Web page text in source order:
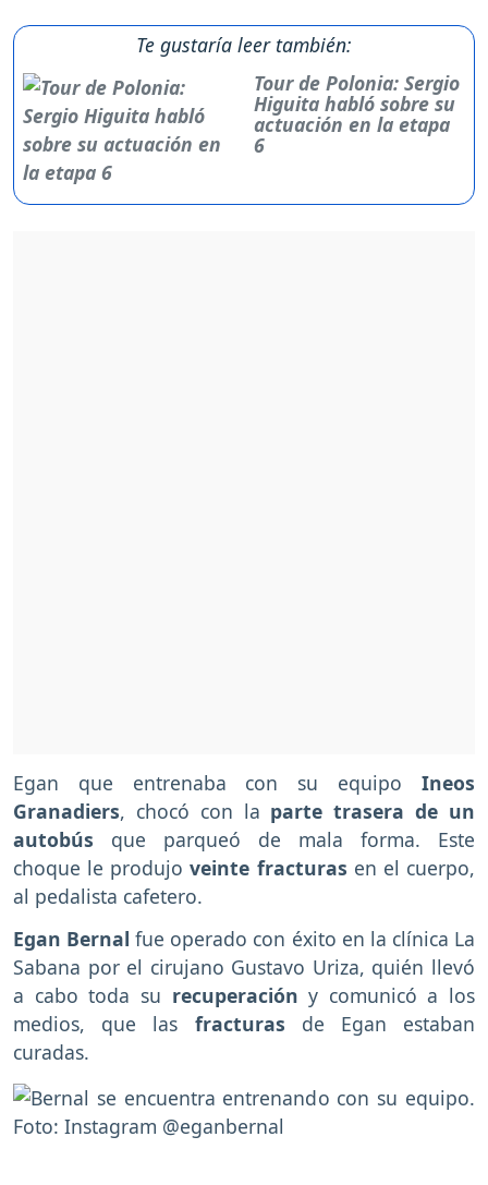
Te gustaría leer también:
Tour de Polonia: Sergio
Higuita habló sobre su
actuación en la etapa
6
Egan que entrenaba con su equipo Ineos
Granadiers, chocó con la parte trasera de un
autobús que parqueó de mala forma. Este
choque le produjoveinte fracturas en el cuerpo,
al pedalista cafetero.
Egan Bernalfue operado con éxito en la clínica La
Sabana por el cirujano Gustavo Uriza, quién llevó
a cabo toda su recuperacióny comunicó a los
medios, que las fracturas de Egan estaban
curadas.